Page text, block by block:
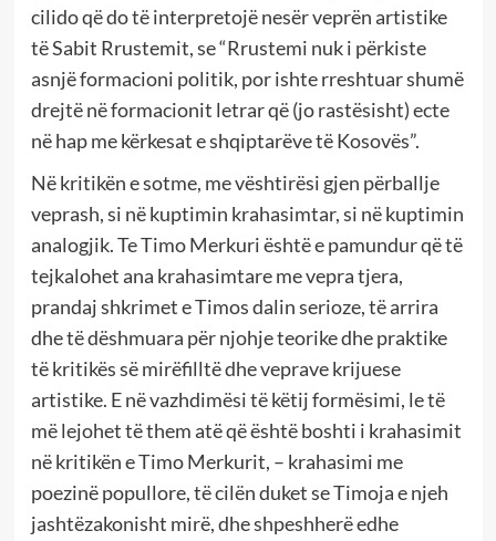
cilido që do të interpretojë nesër veprën artistike
të Sabit Rrustemit, se “Rrustemi nuk i përkiste
asnjë formacioni politik, por ishte rreshtuar shumë
drejtë në formacionit letrar që (jo rastësisht) ecte
në hap me kërkesat e shqiptarëve të Kosovës”.
Në kritikën e sotme, me vështirësi gjen përballje
veprash, si në kuptimin krahasimtar, si në kuptimin
analogjik. Te Timo Merkuri është e pamundur që të
tejkalohet ana krahasimtare me vepra tjera,
prandaj shkrimet e Timos dalin serioze, të arrira
dhe të dëshmuara për njohje teorike dhe praktike
të kritikës së mirëfilltë dhe veprave krijuese
artistike. E në vazhdimësi të këtij formësimi, le të
më lejohet të them atë që është boshti i krahasimit
në kritikën e Timo Merkurit, – krahasimi me
poezinë popullore, të cilën duket se Timoja e njeh
jashtëzakonisht mirë, dhe shpeshherë edhe